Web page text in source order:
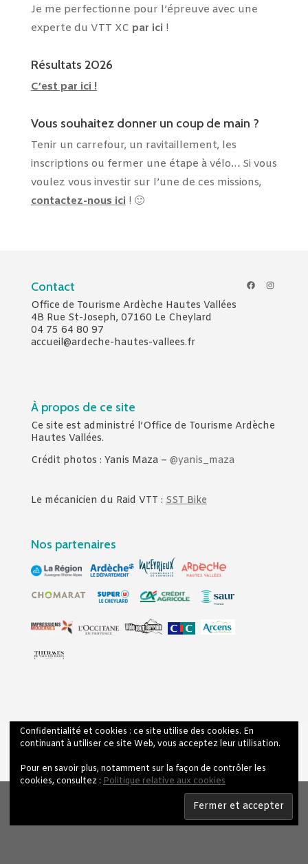
Je me perfectionne pour l’épreuve avec une
experte du VTT XC par ici !
Résultats 2026
C’est par ici !
Vous souhaitez donner un coup de main ?
Tenir un carrefour, un ravitaillement, les
inscriptions ou fermer une étape à vélo… Si vous
voulez vous investir sur l’une de ces missions,
contactez-nous ici! 🙂
Contact
Office de Tourisme Ardèche Hautes Vallées
4B Rue St-Joseph, 07160 Le Cheylard
04 75 64 80 97
accueil@ardeche-hautes-vallees.fr
Facebook
Confidentialité et cookies : ce site utilise des cookies. En
continuant à utiliser ce site Web, vous acceptez leur utilisation.
Pour en savoir plus, notamment sur la façon de contrôler les
cookies, consultez : Politique relative aux cookies
À propos de ce site
Ce site est administré l’Office de Tourisme Ardèche
Hautes Vallées.
Crédit photos : Yanis Maza – @yanis_maza
Le mécanicien du Raid VTT : SST Bike
Nos partenaires
Contact & Accès
Mentions légales
Politique de confidentialité
Design deElegant Themes| Propulsé par